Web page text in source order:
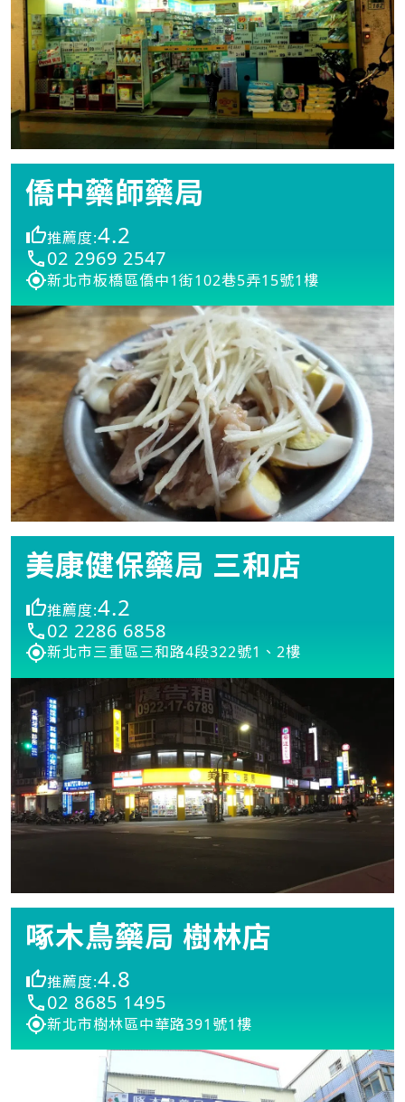
僑中藥師藥局
推薦度:4.2
02 2969 2547
新北市板橋區僑中1街102巷5弄15號1樓
美康健保藥局 三和店
推薦度:4.2
02 2286 6858
新北市三重區三和路4段322號1、2樓
啄木鳥藥局 樹林店
推薦度:4.8
02 8685 1495
新北市樹林區中華路391號1樓